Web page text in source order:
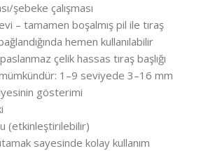
şebeke çalışması
– tamamen boşalmış pil ile tıraş
hemen kullanılabilir
çelik hassas tıraş başlığı
1–9 seviyede 3–16 mm
gösterimi
(etkinleştirilebilir)
sayesinde kolay kullanım